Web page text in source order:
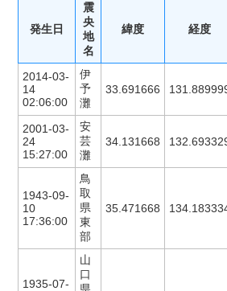
発生日
震
央
地
名
緯度 経度
2014-03-
14
02:06:00
伊
予
灘
33.691666
2001-03-
24
15:27:00
安
芸
灘
34.131668
1943-09-
10
17:36:00
鳥
取
県
東
部
35.471668
1935-07-
山
口